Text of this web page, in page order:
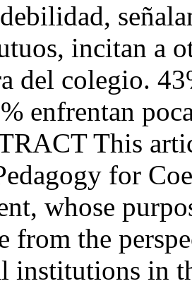
incitan a
del colegio.
enfrentan
This
for
whose
from the
institutions in